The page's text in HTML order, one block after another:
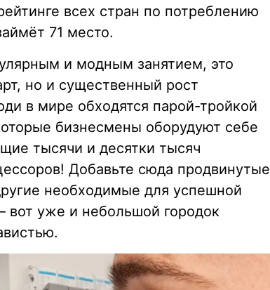
всех стран по потреблению
71 место.
и модным занятием, это
но и существенный рост
в мире обходятся парой-тройкой
бизнесмены оборудуют себе
тысячи и десятки тысяч
Добавьте сюда продвинутые
необходимые для успешной
вот уже и небольшой городок